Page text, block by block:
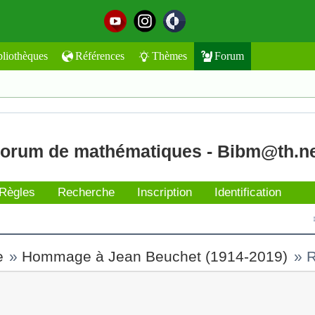
Références Thèmes Forum
de mathématiques -
Règles Recherche Inscription Identification
» Hommage à Jean Beuchet (1914-2019) »
l'envoyer